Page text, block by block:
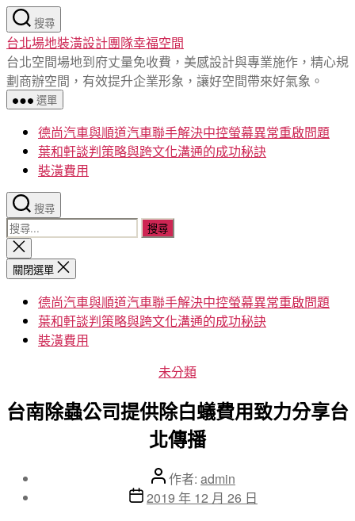
跳
至
主
要
內
容
搜尋
台北場地裝潢設計團隊幸福空間
台北空間場地到府丈量免收費，美感設計與專業施作，精心規
劃商辦空間，有效提升企業形象，讓好空間帶來好氣象。
選單
德尚汽車與順道汽車聯手解決中控螢幕異常重啟問題
葉和軒談判策略與跨文化溝通的成功秘訣
裝潢費用
搜尋
搜
尋
關
鍵
關
閉
搜
關閉選單
德尚汽車與順道汽車聯手解決中控螢幕異常重啟問題
葉和軒談判策略與跨文化溝通的成功秘訣
裝潢費用
分
未分類
台南除蟲公司提供除白蟻費用致力分享台
北傳播
文
章
作者: admin
文 2019 年 12 月 26 日